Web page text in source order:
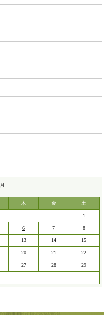
木 金 土
1
6 7 8
13 14 15
20 21 22
27 28 29